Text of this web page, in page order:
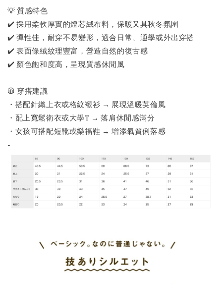
💡 質感特色
✔️ 採用柔軟厚實的燈芯絨布料，保暖又具秋冬氛圍
✔️ 彈性佳，耐穿不易變形，適合日常、通學或外出穿搭
✔️ 表面條絨紋理豐富，營造自然的復古感
✔️ 顏色飽和度高，呈現質感休閒風
🧥 穿搭建議
・搭配針織上衣或格紋襯衫 → 展現溫暖英倫風
・配上寬鬆衛衣或大學T → 落肩休閒感滿分
・女孩可搭配短靴或樂福鞋 → 增添氣質俐落感
-